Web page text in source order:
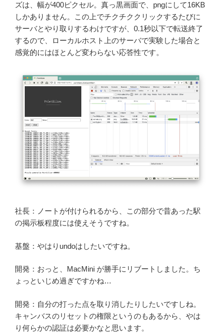
ズは、幅が400ピクセル。真っ黒画面で、pngにして16KB
しかありません。この上でチクチククリックするたびに
サーバとやり取りするわけですが、0.1秒以下で転送終了
するので、ローカルホスト上のサーバで実験した場合と
感覚的にはほとんど変わらない応答性です。
社長：ノートが付けられるから、この部分で昔あった駅
の掲示板程度には使えそうですね。
基盤：やはりundoはしたいですね。
開発：おっと、MacMini が勝手にリブートしました。ち
ょっといじめ過ぎですかね…
開発：自分の打った点を取り消したりしたいですしね。
キャンバスのリセットの権限というのもあるから、やは
り何らかの認証は必要かなと思います。